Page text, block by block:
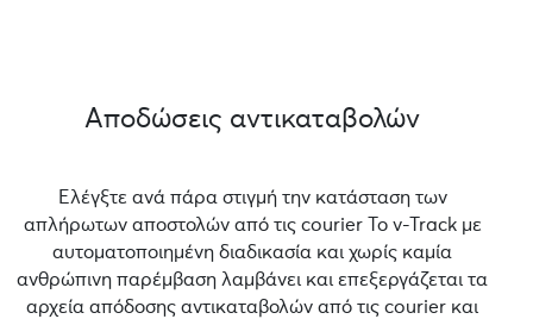
Αποδώσεις αντικαταβολών
Ελέγξτε ανά πάρα στιγμή την κατάσταση των
απλήρωτων αποστολών από τις courier Το v-Track με
αυτοματοποιημένη διαδικασία και χωρίς καμία
ανθρώπινη παρέμβαση λαμβάνει και επεξεργάζεται τα
αρχεία απόδοσης αντικαταβολών από τις courier και